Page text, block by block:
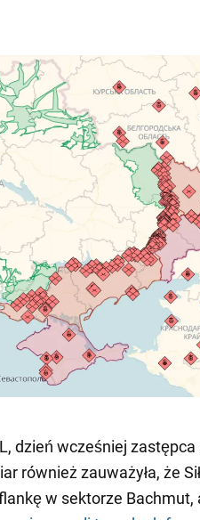
dzień wcześniej
również zauważyła, że
w sektorze Bachmut,